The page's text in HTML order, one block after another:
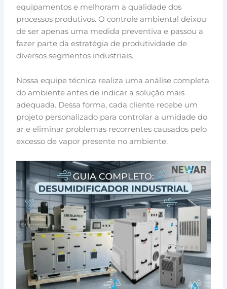
equipamentos e melhoram a qualidade dos
processos produtivos. O controle ambiental deixou
de ser apenas uma medida preventiva e passou a
fazer parte da estratégia de produtividade de
diversos segmentos industriais.
Nossa equipe técnica realiza uma análise completa
do ambiente antes de indicar a solução mais
adequada. Dessa forma, cada cliente recebe um
projeto personalizado para controlar a umidade do
ar e eliminar problemas recorrentes causados pelo
excesso de vapor presente no ambiente.